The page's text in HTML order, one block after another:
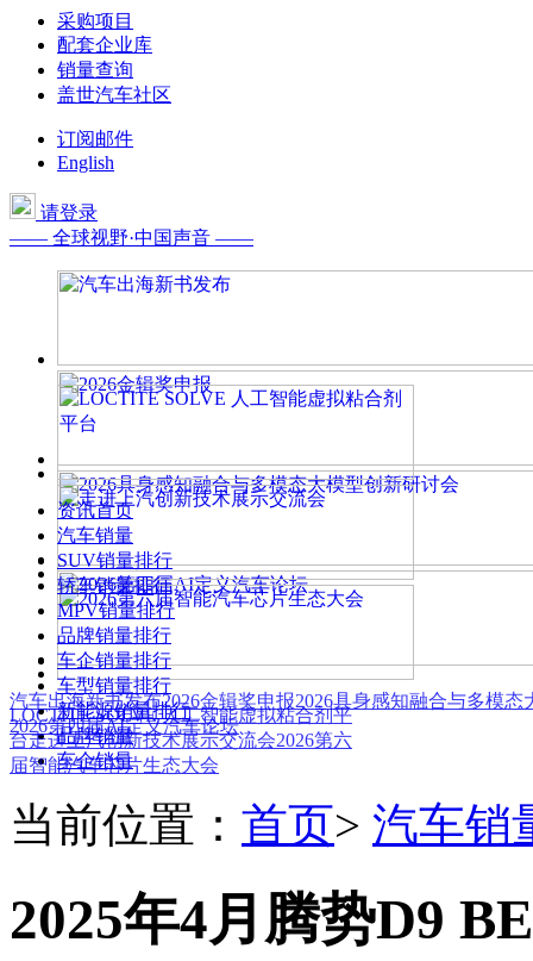
采购项目
配套企业库
销量查询
盖世汽车社区
订阅邮件
English
请登录
—— 全球视野·中国声音 ——
汽车出海新书发布2026金辑奖申报2026具身感知融合与多模态
2026第四届AI定义汽车论坛
LOCTITE SOLVE 人工智能虚拟粘合剂平
台走进上汽创新技术展示交流会2026第六
届智能汽车芯片生态大会
资讯首页
汽车销量
SUV销量排行
轿车销量排行
MPV销量排行
品牌销量排行
车企销量排行
车型销量排行
新能源销量排行
品牌销量
车企销量
当前位置： 首页> 汽车销
2025年4月腾势D9